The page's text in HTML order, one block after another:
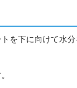
を下に向けて水